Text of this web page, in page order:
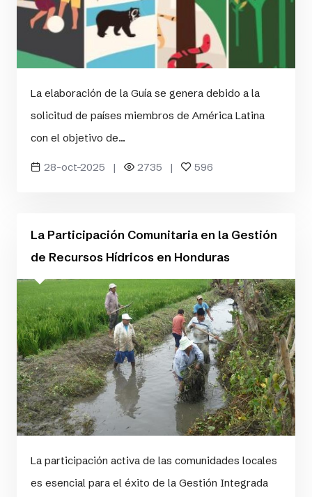
La elaboración de la Guía se genera debido a la
solicitud de países miembros de América Latina
con el objetivo de...
28-oct-2025 | 2735 | 596
La Participación Comunitaria en la Gestión
de Recursos Hídricos en Honduras
La participación activa de las comunidades locales
es esencial para el éxito de la Gestión Integrada